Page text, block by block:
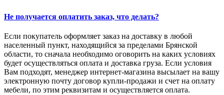
Не получается оплатить заказ, что делать?
Если покупатель оформляет заказ на доставку в любой
населенный пункт, находящийся за пределами Брянской
области, то сначала необходимо оговорить на каких условиях
будет осуществляться оплата и доставка груза. Если условия
Вам подходят, менеджер интернет-магазина высылает на вашу
электронную почту договор купли-продажи и счет на оплату
мебели, по этим реквизитам и осуществляется оплата.